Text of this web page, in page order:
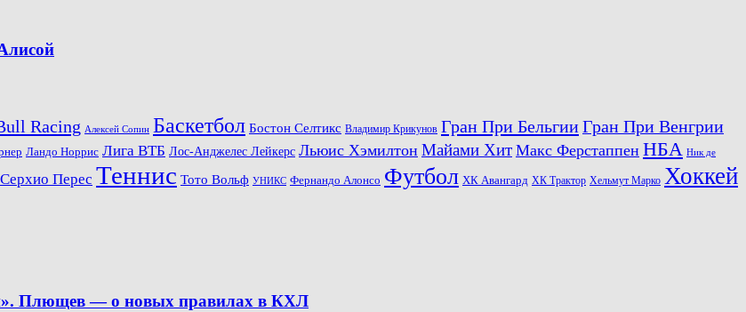
Racing Алексей Сопин Баскетбол Бостон Селтикс Владимир Крикунов Гран При БельгииГран При Венгрии
Ландо Норрис Лига ВТБ Лос-Анджелес Лейкерс Льюис Хэмилтон Майами Хит Макс Ферстаппен НБА Ник де
Серхио Перес Теннис Тото Вольф УНИКС Фернандо Алонсо Футбол ХК Авангард ХК Трактор Хельмут Марко Хоккей
Плющев — о новых правилах в КХЛ